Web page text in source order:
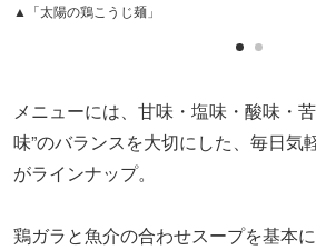
▲「太陽の鶏こうじ麺」
メニューには、甘味・塩味・酸味・
味”のバランスを大切にした、毎日気
がラインナップ。
鶏ガラと魚介の合わせスープを基本